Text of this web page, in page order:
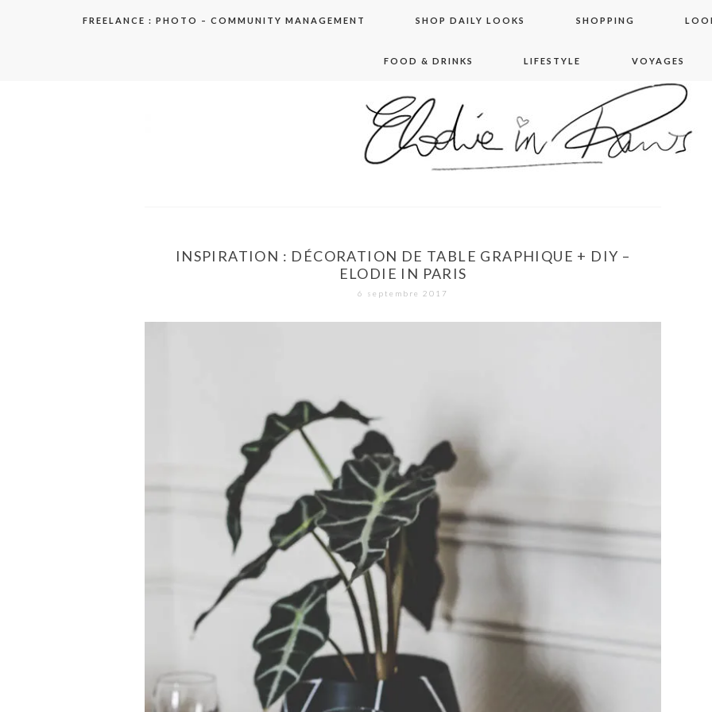
FREELANCE : PHOTO – COMMUNITY MANAGEMENT SHOP DAILY LOOKS SHOPPING
FOOD & DRINKS LIFESTYLE VOYAGES
elodie in paris
INSPIRATION : DÉCORATION DE TABLE GRAPHIQUE + DIY –
ELODIE IN PARIS
6 septembre 2017